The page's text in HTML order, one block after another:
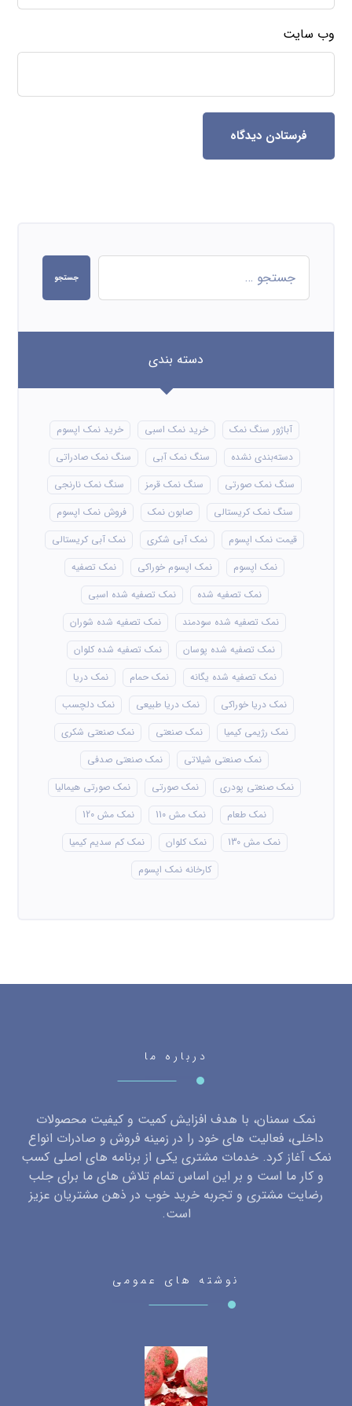
وب‌ سایت
فرستادن دیدگاه
جستجو
دسته بندی
آباژور سنگ نمک خرید نمک اسبی
خرید نمک اپسوم
دسته‌بندی نشده
سنگ نمک آبی
سنگ نمک صادراتی
سنگ نمک صورتی
سنگ نمک قرمز
سنگ نمک نارنجی
سنگ نمک کریستالی
صابون نمک
فروش نمک اپسوم
قیمت نمک اپسوم
نمک آبی شکری
نمک آبی کریستالی
نمک اپسوم
نمک اپسوم خوراکی
نمک تصفیه
نمک تصفیه شده
نمک تصفیه شده اسبی
نمک تصفیه شده سودمند
نمک تصفیه شده شوران
نمک تصفیه شده پوسان
نمک تصفیه شده کلوان
نمک تصفیه شده یگانه
نمک حمام
نمک دریا
نمک دریا خوراکی
نمک دریا طبیعی
نمک دلچسب
نمک رژیمی کیمیا
نمک صنعتی
نمک صنعتی شکری
نمک صنعتی شیلاتی
نمک صنعتی صدفی
نمک صنعتی پودری
نمک صورتی
نمک صورتی هیمالیا
نمک طعام
نمک مش 110
نمک مش 120
نمک مش 130
نمک کلوان
نمک کم سدیم کیمیا
کارخانه نمک اپسوم
درباره ما
نمک سمنان، با هدف افزایش کمیت و کیفیت محصولات
داخلی، فعالیت های خود را در زمینه فروش و صادرات انواع
نمک آغاز کرد. خدمات مشتری یکی از برنامه های اصلی کسب
و کار ما است و بر این اساس تمام تلاش های ما برای جلب
رضایت مشتری و تجربه خرید خوب در ذهن مشتریان عزیز
است.
نوشته های عمومی